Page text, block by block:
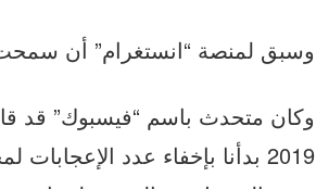
وسبق لمنصة “انستغرام” أن سمحت
وكان متحدث باسم “فيسبوك” قد
2019 بدأنا بإخفاء عدد